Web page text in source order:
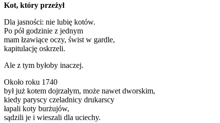
Kot, który przeżył
Dla jasności: nie lubię kotów.
Po pół godzinie z jednym
mam łzawiące oczy, świst w gardle,
kapitulację oskrzeli.
Ale z tym byłoby inaczej.
Około roku 1740
był już kotem dojrzałym, może nawet dworskim,
kiedy paryscy czeladnicy drukarscy
łapali koty burżujów,
sądzili je i wieszali dla uciechy.